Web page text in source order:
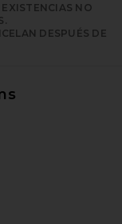
NO
DESPUÉS DE